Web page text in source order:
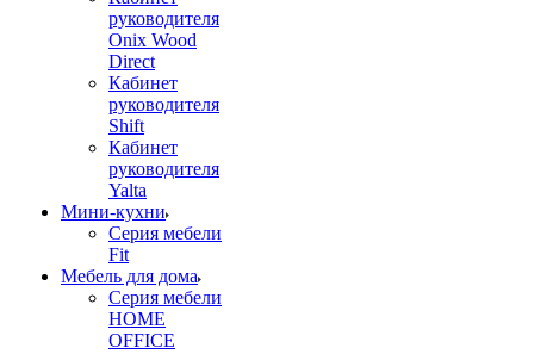
руководителя
Onix Wood
Direct
Кабинет
руководителя
Shift
Кабинет
руководителя
Yalta
Мини-кухни
Серия мебели
Fit
Мебель для дома
Серия мебели
HOME
OFFICE